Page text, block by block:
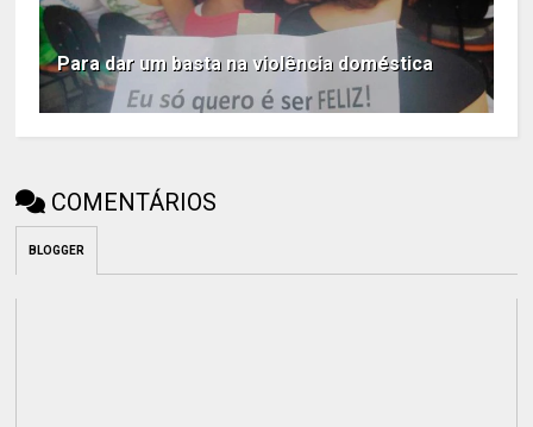
Para dar um basta na violência doméstica
COMENTÁRIOS
BLOGGER